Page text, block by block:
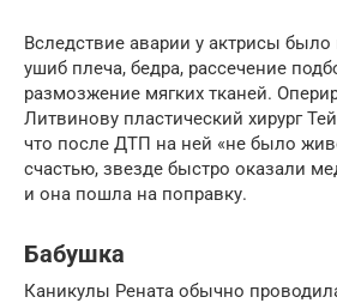
Вследствие аварии у актрисы
ушиб плеча, бедра, рассечение
размозжение мягких тканей.
Литвинову пластический хирург
что после ДТП на ней «не было
счастью, звезде быстро оказали
и она пошла на поправку.
Бабушка
Каникулы Рената обычно